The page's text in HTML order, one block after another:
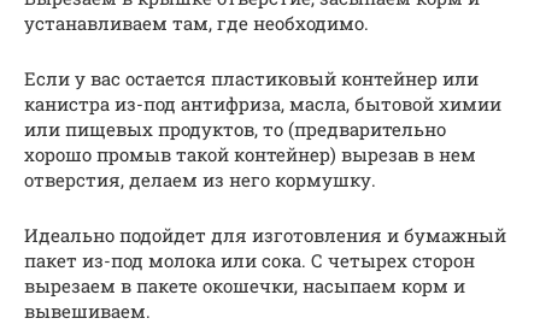
устанавливаем там, где необходимо.
Если у вас остается пластиковый контейнер или
канистра из-под антифриза, масла, бытовой химии
или пищевых продуктов, то (предварительно
хорошо промыв такой контейнер) вырезав в нем
отверстия, делаем из него кормушку.
Идеально подойдет для изготовления и бумажный
пакет из-под молока или сока. С четырех сторон
вырезаем в пакете окошечки, насыпаем корм и
вывешиваем.